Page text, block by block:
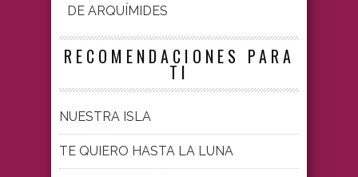
DE ARQUÍMIDES
RECOMENDACIONES PARA
TI
NUESTRA ISLA
TE QUIERO HASTA LA LUNA